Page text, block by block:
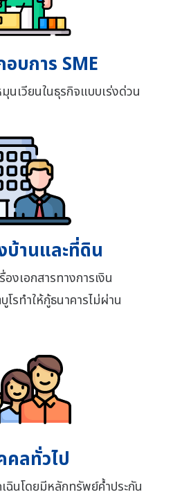
อบการ SME
นเวียนในธุรกิจแบบเร่งด่วน
บ้านและที่ดิน
งเอกสารทางการเงิน
โรทำให้กู้ธนาคารไม่ผ่าน
คลทั่วไป
ฉินโดยมีหลักทรัพย์ค้ำประกัน